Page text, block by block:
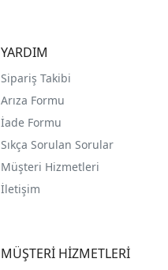
YARDIM
Sipariş Takibi
Arıza Formu
İade Formu
Sıkça Sorulan Sorular
Müşteri Hizmetleri
İletişim
MÜŞTERİ HİZMETLERİ